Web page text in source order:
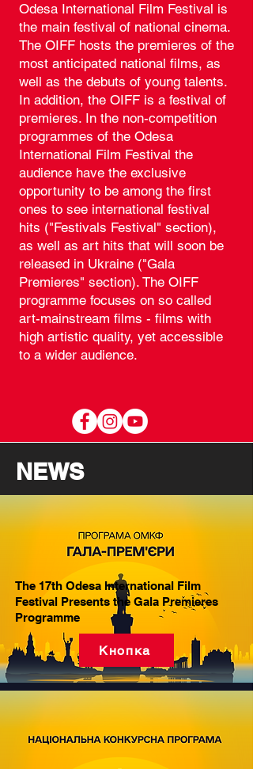
Odesa International Film Festival is
the main festival of national cinema.
The OIFF hosts the premieres of the
most anticipated national films, as
well as the debuts of young talents.
In addition, the OIFF is a festival of
premieres. In the non-competition
programmes of the Odesa
International Film Festival the
audience have the exclusive
opportunity to be among the first
ones to see international festival
hits ("Festivals Festival" section),
as well as art hits that will soon be
released in Ukraine ("Gala
Premieres" section). The OIFF
programme focuses on so called
art-mainstream films - films with
high artistic quality, yet accessible
to a wider audience.
NEWS
The 17th Odesa International Film
Festival Presents the Gala Premieres
Programme
Кнопка